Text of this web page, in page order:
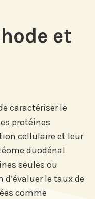
et
caractériser le
protéines
cellulaire et leur
duodénal
seules ou
le taux de
comme